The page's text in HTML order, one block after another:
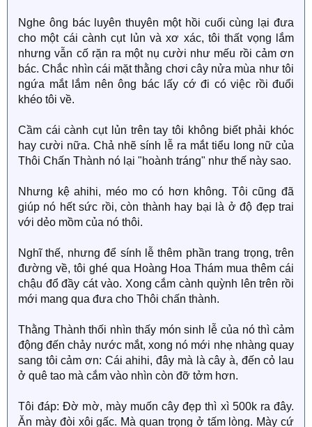
Nghe ông bác luyên thuyên một hồi cuối cùng lại đưa
cho một cái cành cụt lủn và xơ xác, tôi thất vọng lắm
nhưng vẫn cố rặn ra một nụ cười như mếu rồi cảm ơn
bác. Chắc nhìn cái mặt thằng chơi cây nửa mùa như tôi
ngứa mắt lắm nên ông bác lấy cớ đi có việc rồi đuổi
khéo tôi về.
Cầm cái cành cụt lủn trên tay tôi không biết phải khóc
hay cười nữa. Chả nhẽ sính lễ ra mắt tiểu long nữ của
Thôi Chấn Thành nó lại "hoành tráng" như thế này sao.
Nhưng kệ ahihi, méo mo có hơn không. Tôi cũng đã
giúp nó hết sức rồi, còn thành hay bại là ở độ đẹp trai
với dẻo mồm của nó thôi.
Nghĩ thế, nhưng để sính lễ thêm phần trang trọng, trên
đường về, tôi ghé qua Hoàng Hoa Thám mua thêm cái
chậu đổ đầy cát vào. Xong cắm cành quỳnh lên trên rồi
mới mang qua đưa cho Thôi chấn thành.
Thằng Thành thối nhìn thấy món sinh lễ của nó thì cảm
động đến chảy nước mắt, xong nó mới nhẹ nhàng quay
sang tôi cảm ơn: Cái ahihi, đây mà là cây à, đến cỏ lau
ở quê tao mà cắm vào nhìn còn đỡ tởm hơn.
Tôi đáp: Đờ mờ, mày muốn cây đẹp thì xì 500k ra đây.
Ăn mày đòi xôi gấc. Mà quan trọng ở tấm lòng. Mày cứ